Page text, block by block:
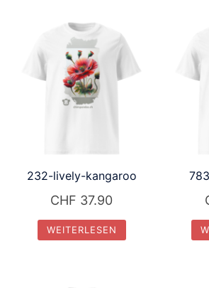
232-lively-kangaroo
CHF 37.90
WEITERLESEN